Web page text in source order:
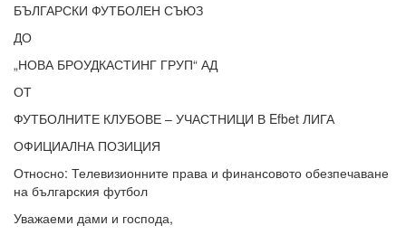
БЪЛГАРСКИ ФУТБОЛЕН СЪЮЗ
ДО
„НОВА БРОУДКАСТИНГ ГРУП“ АД
ОТ
ФУТБОЛНИТЕ КЛУБОВЕ – УЧАСТНИЦИ В Efbet ЛИГА
ОФИЦИАЛНА ПОЗИЦИЯ
Относно: Телевизионните права и финансовото обезпечаване
на българския футбол
Уважаеми дами и господа,